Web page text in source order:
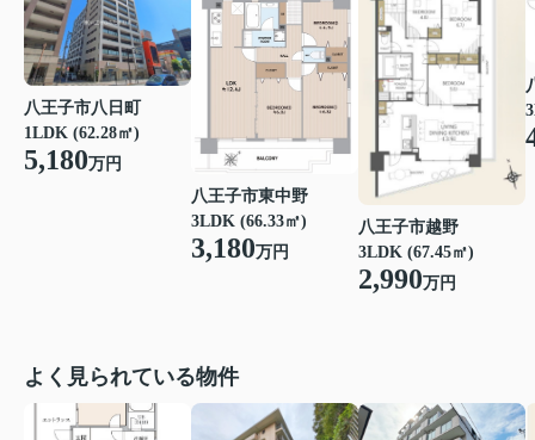
八王子市八日町
1LDK (62.28㎡)
5,180万円
八王子市東中野
3LDK (66.33㎡)
3,180万円
八王子市越野
3LDK (67.45㎡)
2,990万円
よく見られている物件